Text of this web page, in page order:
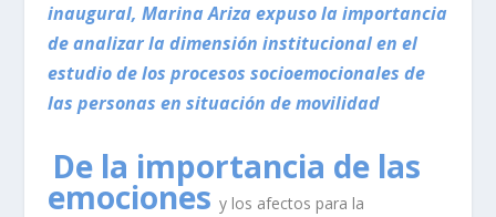
inaugural, Marina Ariza expuso la importancia
de analizar la dimensión institucional en el
estudio de los procesos socioemocionales de
las personas en situación de movilidad
De la importancia de las
emociones y los afectos para la